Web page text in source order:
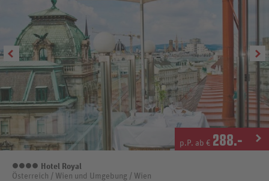
p.P. ab € 288.-
4 Sterne
Hotel Royal
Österreich / Wien und Umgebung / Wien